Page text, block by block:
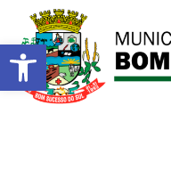
Barra de